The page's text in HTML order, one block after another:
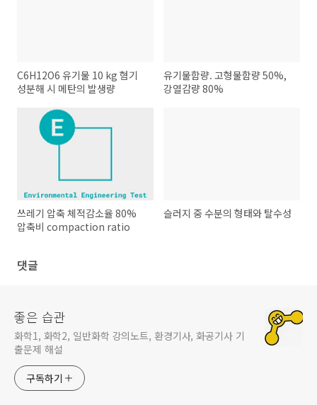
C6H12O6 유기물 10 kg 혐기
성분해 시 메탄의 발생량
유기물함량. 고형물함량 50%,
강열감량 80%
쓰레기 압축 체적감소율 80%
압축비 compaction ratio
슬러지 중 수분의 형태와 탈수성
댓글
좋은 습관
화학1, 화학2, 일반화학 강의노트, 환경기사, 화공기사 기
출문제 해설
구독하기